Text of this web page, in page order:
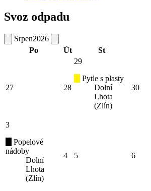
Svoz odpadu
Srpen2026
Po
Út St
27 28
29
Pytle s plasty
Dolní
Lhota
(Zlín)
30
3
Popelové
nádoby
Dolní
Lhota
(Zlín)
4 5 6